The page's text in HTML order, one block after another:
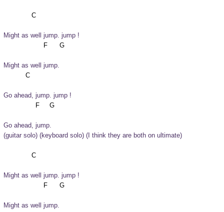
Might as well jump. jump !
Might as well jump.
Go ahead, jump. jump !
Go ahead, jump.
(guitar solo) (keyboard solo) (I think they are both on ultimate)
Might as well jump. jump !
Might as well jump.